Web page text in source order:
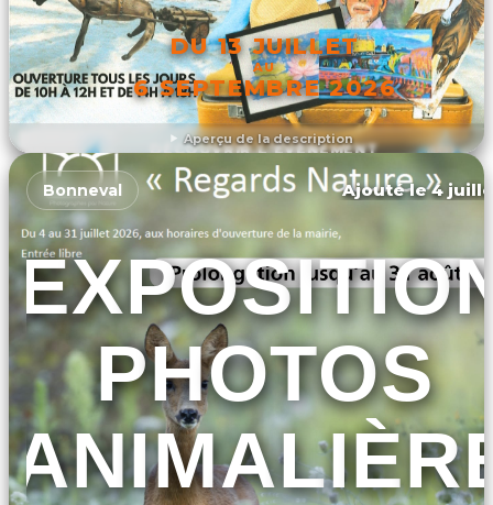
Aperçu de la description
DU 13 JUILLET
AU
6 SEPTEMBRE 2026
DÉCOUVRIR L'ÉVÉNEMENT
Bonneval Ajouté le 4
PHOTOS